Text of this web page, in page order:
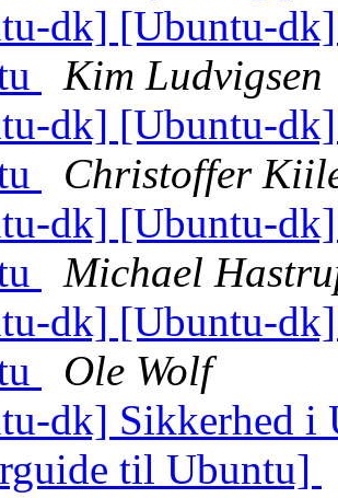
dk] [Ubuntu-
Kim Ludvigsen
dk] [Ubuntu-
Christoffer
dk] [Ubuntu-
Michael
dk] [Ubuntu-
Ole Wolf
dk] Sikkerhed i
til Ubuntu]